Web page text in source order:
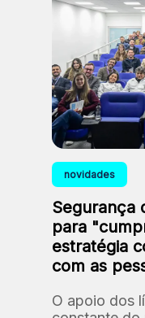
novidades
Segurança
para
estratégia
com as
O apoio dos